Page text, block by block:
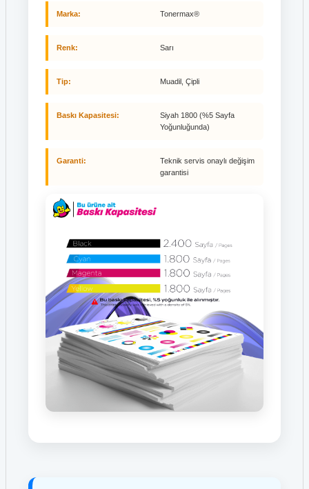
Marka: Tonermax®
Renk: Sarı
Tip: Muadil, Çipli
Baskı Kapasitesi:
Siyah 1800 (%5 Sayfa
Yoğunluğunda)
Garanti:
Teknik servis onaylı değişim
garantisi